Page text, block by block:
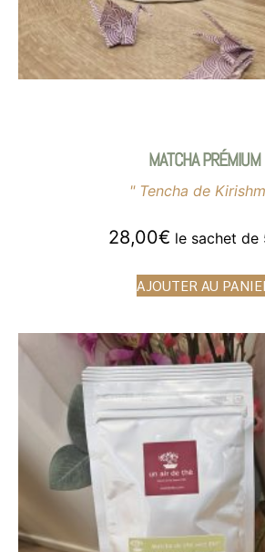
MATCHA PRÉMIUM
" Tencha de
28,00€ le sachet de
AJOUTER AU